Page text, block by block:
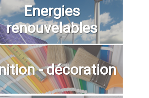
Energies
renouvelables
- décoration